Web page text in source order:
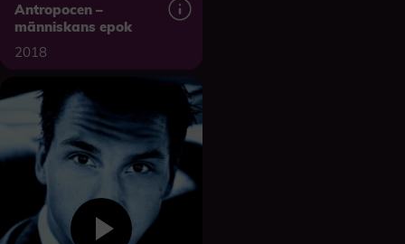
Antropocen –
människans epok
2018